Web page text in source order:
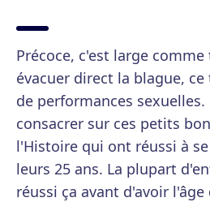
Précoce, c'est large
évacuer direct la blague,
de performances sexuelles.
consacrer sur ces petits
l'Histoire qui ont réussi à
leurs 25 ans. La plupart
réussi ça avant d'avoir